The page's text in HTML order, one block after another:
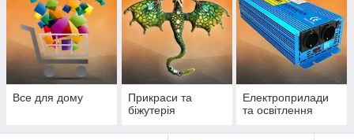
Все для дому
Прикраси та
біжутерія
Електроприлади
та освітлення